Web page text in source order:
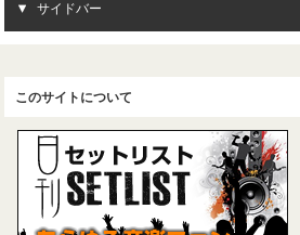
サイドバー
このサイトについて